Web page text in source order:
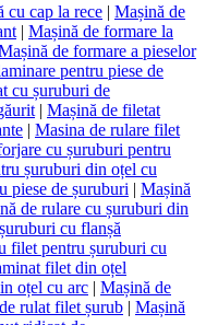
cu cap la rece | Mașină de
| Mașină de formare la
de formare a pieselor
pentru piese de
cu șuruburi de
| Mașină de filetat
| Masina de rulare filet
cu șuruburi pentru
șuruburi din oțel cu
piese de șuruburi | Mașină
de rulare cu șuruburi din
cu flanșă
filet pentru șuruburi cu
filet din oțel
oțel cu arc | Mașină de
rulat filet șurub | Mașină